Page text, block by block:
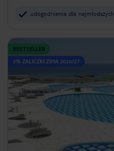
udogodnienia dla najmłodszych
BESTSELLER
5% ZALICZKI ZIMA 2026/27